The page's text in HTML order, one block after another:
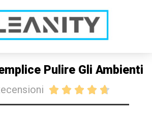
DEL 50% SOLO PER OGGI
ACQUISTA SUBITO
Pulire Gli Ambienti
    